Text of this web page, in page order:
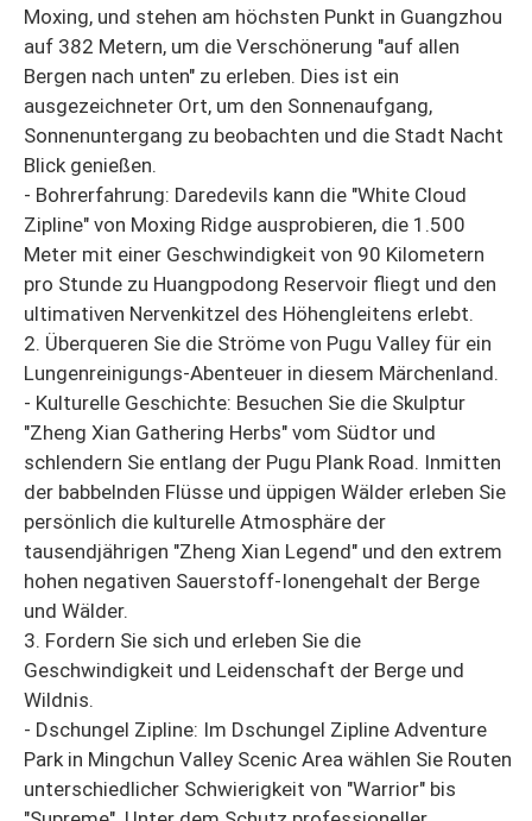
Moxing, und stehen am höchsten Punkt in Guangzhou
auf 382 Metern, um die Verschönerung "auf allen
Bergen nach unten" zu erleben. Dies ist ein
ausgezeichneter Ort, um den Sonnenaufgang,
Sonnenuntergang zu beobachten und die Stadt Nacht
Blick genießen.
- Bohrerfahrung: Daredevils kann die "White Cloud
Zipline" von Moxing Ridge ausprobieren, die 1.500
Meter mit einer Geschwindigkeit von 90 Kilometern
pro Stunde zu Huangpodong Reservoir fliegt und den
ultimativen Nervenkitzel des Höhengleitens erlebt.
2. Überqueren Sie die Ströme von Pugu Valley für ein
Lungenreinigungs-Abenteuer in diesem Märchenland.
- Kulturelle Geschichte: Besuchen Sie die Skulptur
"Zheng Xian Gathering Herbs" vom Südtor und
schlendern Sie entlang der Pugu Plank Road. Inmitten
der babbelnden Flüsse und üppigen Wälder erleben Sie
persönlich die kulturelle Atmosphäre der
tausendjährigen "Zheng Xian Legend" und den extrem
hohen negativen Sauerstoff-Ionengehalt der Berge
und Wälder.
3. Fordern Sie sich und erleben Sie die
Geschwindigkeit und Leidenschaft der Berge und
Wildnis.
- Dschungel Zipline: Im Dschungel Zipline Adventure
Park in Mingchun Valley Scenic Area wählen Sie Routen
unterschiedlicher Schwierigkeit von "Warrior" bis